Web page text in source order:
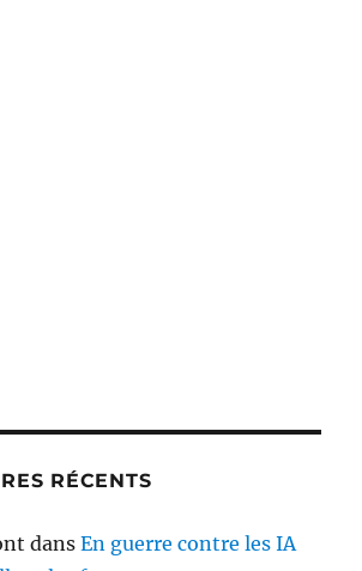
RÉCENTS
dansEn guerre contre les IA